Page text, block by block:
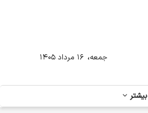
بیشتر
جمعه، ۱۶ مرداد ۱۴۰۵